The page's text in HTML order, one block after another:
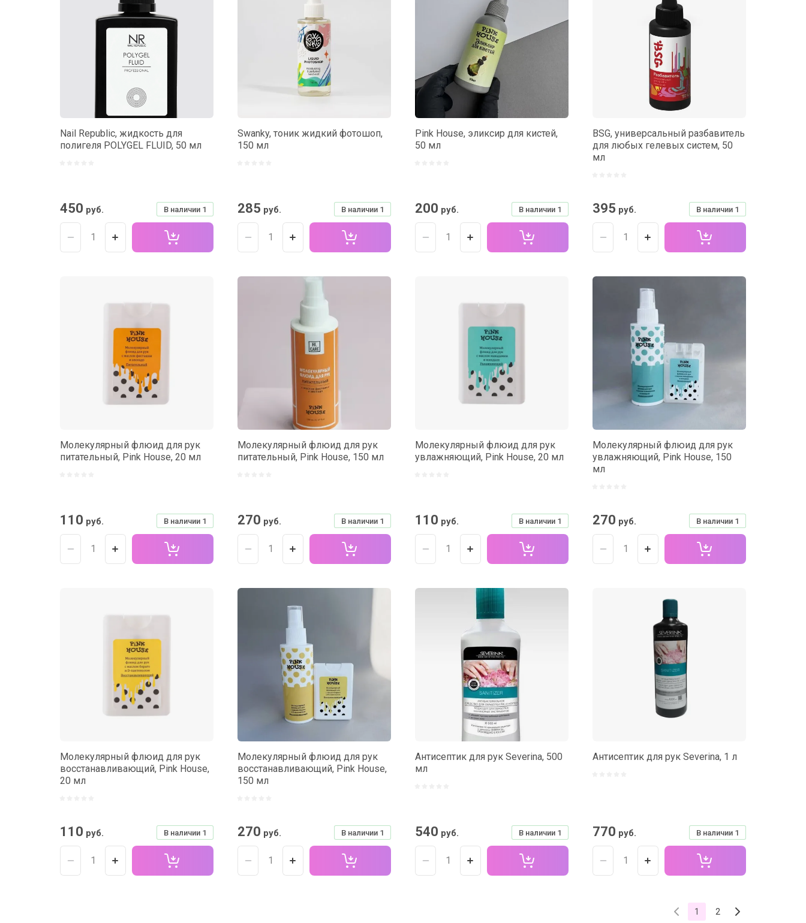
Nail Republic, жидкость для
полигеля POLYGEL FLUID, 50 мл
В наличии 1
450 руб.
Swanky, тоник жидкий фотошоп,
150 мл
В наличии 1
285 руб.
Pink House, эликсир для кистей,
50 мл
В наличии 1
200 руб.
BSG, универсальный разбавитель
для любых гелевых систем, 50
мл
В наличии 1
395 руб.
Молекулярный флюид для рук
питательный, Pink House, 20 мл
В наличии 1
110 руб.
Молекулярный флюид для рук
питательный, Pink House, 150 мл
В наличии 1
270 руб.
Молекулярный флюид для рук
увлажняющий, Pink House, 20 мл
В наличии 1
110 руб.
Молекулярный флюид для рук
увлажняющий, Pink House, 150
мл
В наличии 1
270 руб.
Молекулярный флюид для рук
восстанавливающий, Pink House,
20 мл
В наличии 1
110 руб.
Молекулярный флюид для рук
восстанавливающий, Pink House,
150 мл
В наличии 1
270 руб.
Антисептик для рук Severina, 500
мл
В наличии 1
540 руб.
Антисептик для рук Severina, 1 л
В наличии 1
770 руб.
1 2